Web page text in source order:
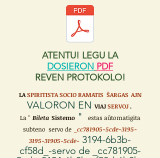
ATENTU! LEGU LA
DOSIERON PDF
REVEN PROTOKOLO!
LA SPIRITISTA SOCIO RAMATIS ŜARGAS AJN
VALORON EN VIAJSERVOJ.
La " Bileta Sistemo"
estas aŭtomatigita
subteno servo de
_cc781905-5cde-3195-
3195-31905-5cde- 3194-6b3b-
cf58d_-servo de _cc781905-